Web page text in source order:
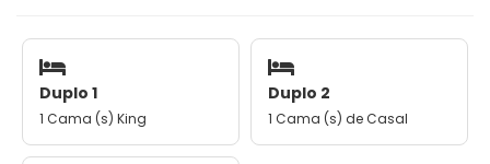
Duplo 1
1 Cama (s) King
Duplo 2
1 Cama (s) de Casal